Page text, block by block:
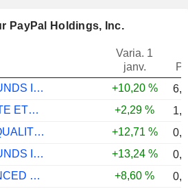
PayPal Holdings, Inc.
Varia. 1
janv.
NOMURA NEXT FUNDS INTERNATIONAL EQUITY MSCI-KOKUSAI (YEN-HEDGED) ETF - JPY
+10,20 %
BMO US PUT WRITE ETF - CAD
+2,29 %
HSBC MSCI USA QUALITY UCITS ETF - USD
+12,71 %
NOMURA NEXT FUNDS INTERNATIONAL EQUITY MSCI-KOKUSAI (UNHEDGED) ETF - JPY
+13,24 %
HAMILTON ENHANCED U.S. COVERED CALL ETF - CAD HEDGED
+8,60 %